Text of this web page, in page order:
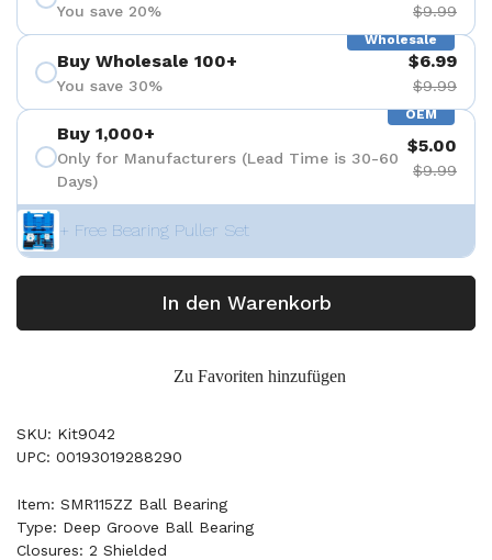
You save 20% $9.99
Wholesale
Buy Wholesale 100+
You save 30%
$6.99
$9.99
OEM
Buy 1,000+
Only for Manufacturers (Lead Time is 30-60
Days)
$5.00
$9.99
+ Free Bearing Puller Set
In den Warenkorb
Zu Favoriten hinzufügen
SKU: Kit9042
UPC: 00193019288290
Item: SMR115ZZ Ball Bearing
Type: Deep Groove Ball Bearing
Closures: 2 Shielded